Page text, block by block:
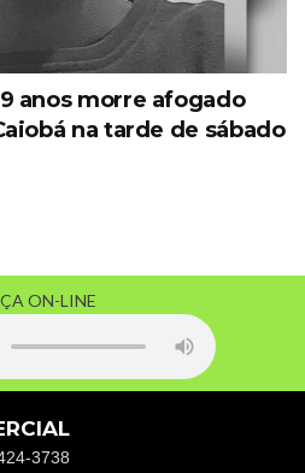
anos morre afogado
na tarde de sábado
ON-LINE
3738